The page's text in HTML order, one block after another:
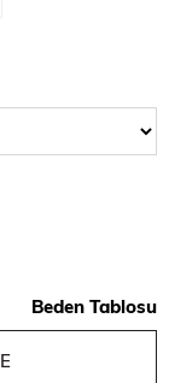
Beden Tablosu